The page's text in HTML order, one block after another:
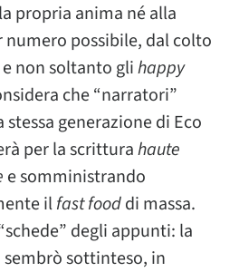
propria anima né alla
possibile, dal colto
non soltanto glihappy
che “narratori”
generazione di Eco
per la scritturahaute
e somministrando
ilfast fooddi massa.
degli appunti: la
sottinteso, in